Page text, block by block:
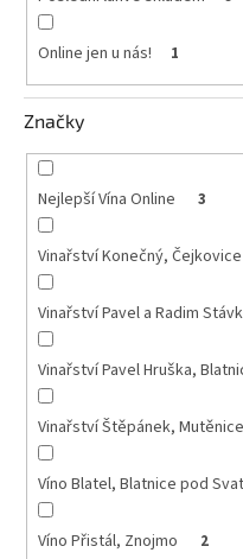
Online jen u nás! 1
Značky
Nejlepší Vína Online 3
Vinařství Konečný, Čejkovice
Vinařství Pavel a Radim
Vinařství Pavel Hruška,
Vinařství Štěpánek, Mutěnice
Víno Blatel, Blatnice pod
Víno Přistál, Znojmo 2